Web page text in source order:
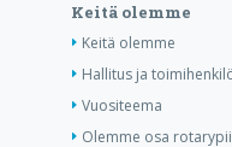
Keitä olemme
Keitä olemme
Hallitus ja
Vuositeema
Olemme osa